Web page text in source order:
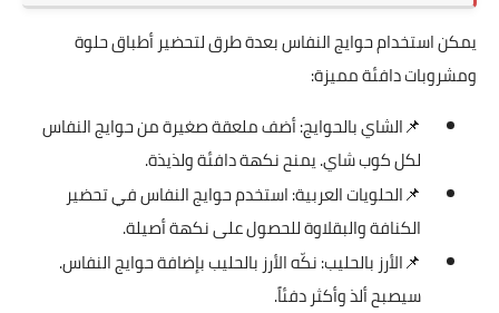
يمكن استخدام حوايج النفاس بعدة طرق لتحضير أطباق حلوة
ومشروبات دافئة مميزة:
📌الشاي بالحوايج: أضف ملعقة صغيرة من حوايج النفاس
لكل كوب شاي. يمنح نكهة دافئة ولذيذة.
📌الحلويات العربية: استخدم حوايج النفاس في تحضير
الكنافة والبقلاوة للحصول على نكهة أصيلة.
📌الأرز بالحليب: نكّه الأرز بالحليب بإضافة حوايج النفاس.
سيصبح ألذ وأكثر دفئاً.